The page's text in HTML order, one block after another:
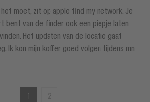
moet, zit op apple find my network. Je
bent van de finder ook een piepje laten
Het updaten van de locatie gaat
Ik kon mijn koffer goed volgen tijdens mn
1 2